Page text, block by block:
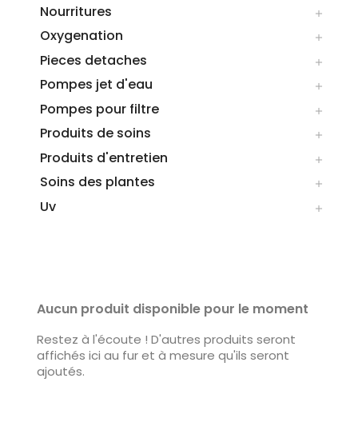
Nourritures 
Oxygenation 
Pieces detaches 
Pompes jet d'eau 
Pompes pour filtre 
Produits de soins 
Produits d'entretien 
Soins des plantes 
Uv 
Aucun produit disponible pour le moment
Restez à l'écoute ! D'autres produits seront
affichés ici au fur et à mesure qu'ils seront
ajoutés.